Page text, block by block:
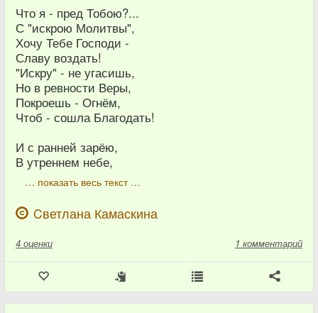
Что я - пред Тобою?...
С "искрою Молитвы",
Хочу Тебе Господи -
Славу воздать!
"Искру" - не угасишь,
Но в ревности Веры,
Покроешь - Огнём,
Чтоб - сошла Благодать!
И с ранней зарёю,
В утреннем небе,
… показать весь текст …
Cветлана Камаскина
4 оценки 1 комментарий